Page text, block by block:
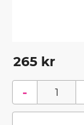
265 kr
-